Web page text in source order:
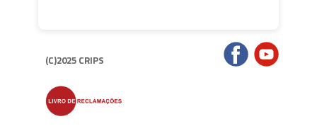
(C)2025 CRIPS